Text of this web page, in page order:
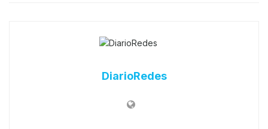
DiarioRedes